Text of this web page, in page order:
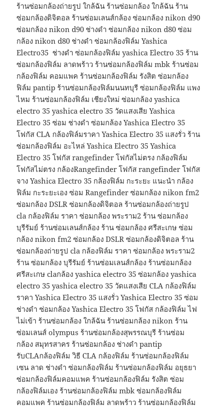
ร้านซ่อมกล้องถ่ายรูป ใกล้ฉัน ร้านซ่อมกล้อง ใกล้ฉัน ร้าน
ซ่อมกล้องดิจิตอล ร้านซ่อมเลนส์กล้อง ซ่อมกล้อง nikon d90
ซ่อมกล้อง nikon d90 ช่างดำ ซ่อมกล้อง nikon d80 ซ่อม
กล้อง nikon d80 ช่างดำ ซ่อมกล้องฟิล์ม Yashica
Electro35 ช่างดำ ซ่อมกล้องฟิล์ม yashica Electro 35 ร้าน
ซ่อมกล้องฟิล์ม ลาดพร้าว ร้านซ่อมกล้องฟิล์ม mbk ร้านซ่อม
กล้องฟิล์ม คอมแพค ร้านซ่อมกล้องฟิล์ม รังสิต ซ่อมกล้อง
ฟิล์ม pantip ร้านซ่อมกล้องฟิล์มนนทบุรี ซ่อมกล้องฟิล์ม แพง
ไหม ร้านซ่อมกล้องฟิล์ม เชียงใหม่ ซ่อมกล้อง yashica
electro 35 yashica electro 35 วัดแสงเสีย Yashica
Electro 35 ซ่อม ช่างดำ ซ่อมกล้อง Yashica Electro 35
โฟกัส CLA กล้องฟิล์มราคา Yashica Electro 35 แสงรั่ว ร้าน
ซ่อมกล้องฟิล์ม อะไหล่ Yashica Electro 35 Yashica
Electro 35 โฟกัส rangefinder โฟกัสไม่ตรง กล้องฟิล์ม
โฟกัสไม่ตรง กล้องRangefinder โฟกัส rangefinder โฟกัส
จาง Yashica Electro 35 กล้องฟิล์ม กะระยะ แนะนำ กล้อง
ฟิล์ม กะระยะเอง ซ่อม Rangefinder ซ่อมกล้อง nikon fm2
ซ่อมกล้อง DSLR ซ่อมกล้องดิจิตอล ร้านซ่อมกล้องถ่ายรูป
cla กล้องฟิล์ม ราคา ซ่อมกล้อง พระราม2 ร้าน ซ่อมกล้อง
บุรีรัมย์ ร้านซ่อมเลนส์กล้อง ร้าน ซ่อมกล้อง ศรีสะเกษ ซ่อม
กล้อง nikon fm2 ซ่อมกล้อง DSLR ซ่อมกล้องดิจิตอล ร้าน
ซ่อมกล้องถ่ายรูป cla กล้องฟิล์ม ราคา ซ่อมกล้อง พระราม2
ร้าน ซ่อมกล้อง บุรีรัมย์ ร้านซ่อมเลนส์กล้อง ร้านซ่อมกล้อง
ศรีสะเกษ claกล้อง yashica electro 35 ซ่อมกล้อง yashica
electro 35 yashica electro 35 วัดแสงเสีย CLA กล้องฟิล์ม
ราคา Yashica Electro 35 แสงรั่ว Yashica Electro 35 ซ่อม
ช่างดำ ซ่อมกล้อง Yashica Electro 35 โฟกัส กล้องฟิล์ม ไฟ
ไม่เข้า ร้านซ่อมกล้อง ใกล้ฉัน ร้านซ่อมกล้อง nikon ร้าน
ซ่อมเลนส์ olympus ร้านซ่อมกล้องสุพรรณบุรี ร้านซ่อม
กล้อง สมุทรสาคร ร้านซ่อมกล้อง ช่างดำ pantip
รับCLAกล้องฟิล์ม วิธี CLA กล้องฟิล์ม ร้านซ่อมกล้องฟิล์ม
เซน ลาด ช่างดำ ซ่อมกล้องฟิล์ม ร้านซ่อมกล้องฟิล์ม อยุธยา
ซ่อมกล้องฟิล์มคอมแพค ร้านซ่อมกล้องฟิล์ม รังสิต ซ่อม
กล้องฟิล์มเอง ร้านซ่อมกล้องฟิล์ม mbk ซ่อมกล้องฟิล์ม
คอมแพค ร้านซ่อมกล้องฟิล์ม ลาดพร้าว ร้านซ่อมกล้องฟิล์ม